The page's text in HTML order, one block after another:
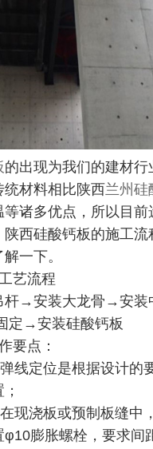
的出现为我们的建材行
材料相比陕西兰州硅
等诸多优点，所以目前
西硅酸钙板的施工流
一下。
艺流程
杆→安装大龙骨→安装
定→安装硅酸钙板
要点：
线定位是根据设计的
现浇板或预制板缝中
膨胀螺栓，要求间